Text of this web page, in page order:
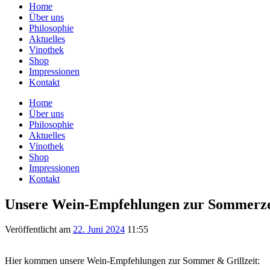
Home
Über uns
Philosophie
Aktuelles
Vinothek
Shop
Impressionen
Kontakt
Home
Über uns
Philosophie
Aktuelles
Vinothek
Shop
Impressionen
Kontakt
Unsere Wein-Empfehlungen zur
Veröffentlicht am 22. Juni 2024 11:55
Hier kommen unsere Wein-Empfehlungen zur Sommer & Grillzeit: